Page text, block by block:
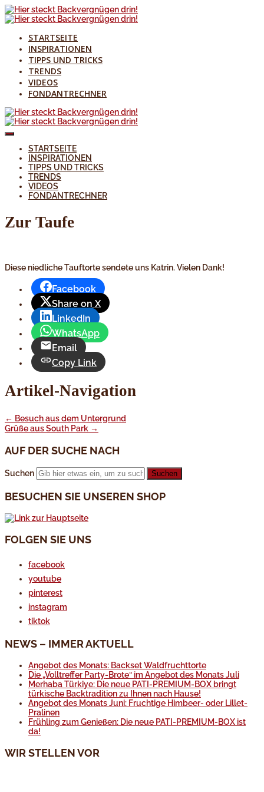
STARTSEITE
INSPIRATIONEN
TIPPS UND TRICKS
TRENDS
VIDEOS
FONDANTRECHNER
STARTSEITE
INSPIRATIONEN
TIPPS UND TRICKS
TRENDS
VIDEOS
FONDANTRECHNER
Zur Taufe
Diese niedliche Tauftorte sendete uns Katrin. Vielen Dank!
Facebook
Share on X
LinkedIn
WhatsApp
Email
Copy Link
Artikel-Navigation
← Besuch aus dem Untergrund
Grüße aus South Park →
AUF DER SUCHE NACH
Suchen
BESUCHEN SIE UNSEREN SHOP
FOLGEN SIE UNS
facebook
youtube
pinterest
instagram
tiktok
NEWS – IMMER AKTUELL
Angebot des Monats: Backset Waldfruchttorte
Die „Volltreffer Party-Brote“ im Angebot des Monats Juli
Merhaba Türkiye: Die neue PATI-PREMIUM-BOX bringt
türkische Backtradition zu Ihnen nach Hause!
Angebot des Monats Juni: Fruchtige Himbeer- oder Lillet-
Pralinen
Frühling zum Genießen: Die neue PATI-PREMIUM-BOX ist
da!
WIR STELLEN VOR